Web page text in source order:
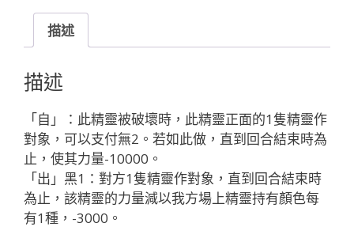
イ
リ
カ
ブ
ト
「黑
色
精
靈
奏
武：
描述
描述
「自」：此精靈被破壞時，此精靈正面的1隻精靈作
對象，可以支付無2。若如此做，直到回合結束時為
止，使其力量-10000。
「出」黑1：對方1隻精靈作對象，直到回合結束時
為止，該精靈的力量減以我方場上精靈持有顏色每
有1種，-3000。